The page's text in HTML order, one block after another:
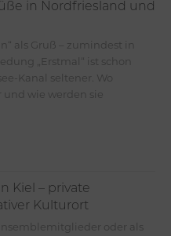
in Nordfriesland und
als Gruß – zumindest in
„Erstmal“ ist schon
Kanal seltener. Wo
wie werden sie
Kiel – private
Kulturort
oder als